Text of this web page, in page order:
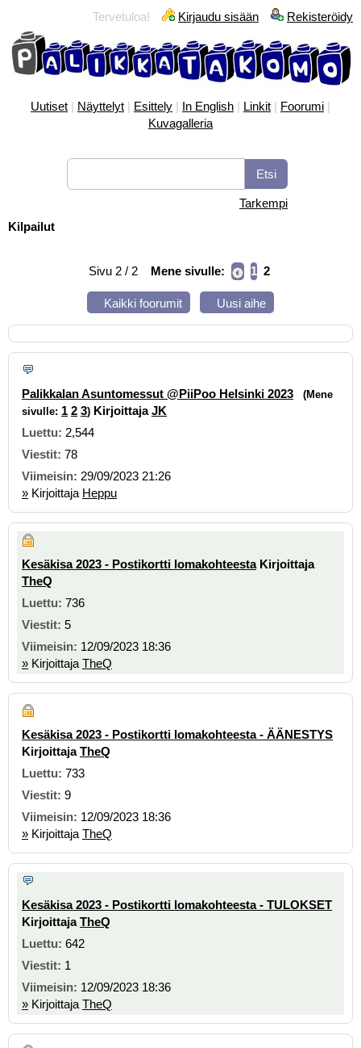
Tervetuloa! Kirjaudu sisään Rekisteröidy
Uutiset | Näyttelyt | Esittely | In English | Linkit | Foorumi |
Kuvagalleria
Tarkempi
Kilpailut
Sivu 2 / 2 Mene sivulle: 1 2
Kaikki foorumit Uusi aihe
Palikkalan Asuntomessut @PiiPoo Helsinki 2023
(Mene
sivulle: 1 2 3) KirjoittajaJK
2,544
78
29/09/2023 21:26
» Kirjoittaja Heppu
Kesäkisa 2023 - Postikortti lomakohteesta Kirjoittaja
TheQ
736
5
12/09/2023 18:36
» Kirjoittaja TheQ
Kesäkisa 2023 - Postikortti lomakohteesta - ÄÄNESTYS
KirjoittajaTheQ
733
9
12/09/2023 18:36
» Kirjoittaja TheQ
Kesäkisa 2023 - Postikortti lomakohteesta - TULOKSET
KirjoittajaTheQ
642
1
12/09/2023 18:36
» Kirjoittaja TheQ